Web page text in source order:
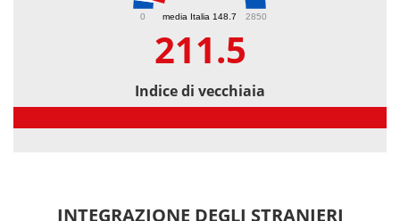
media Italia 148.7
0 2850
211.5
Indice di vecchiaia
INTEGRAZIONE DEGLI STRANIERI